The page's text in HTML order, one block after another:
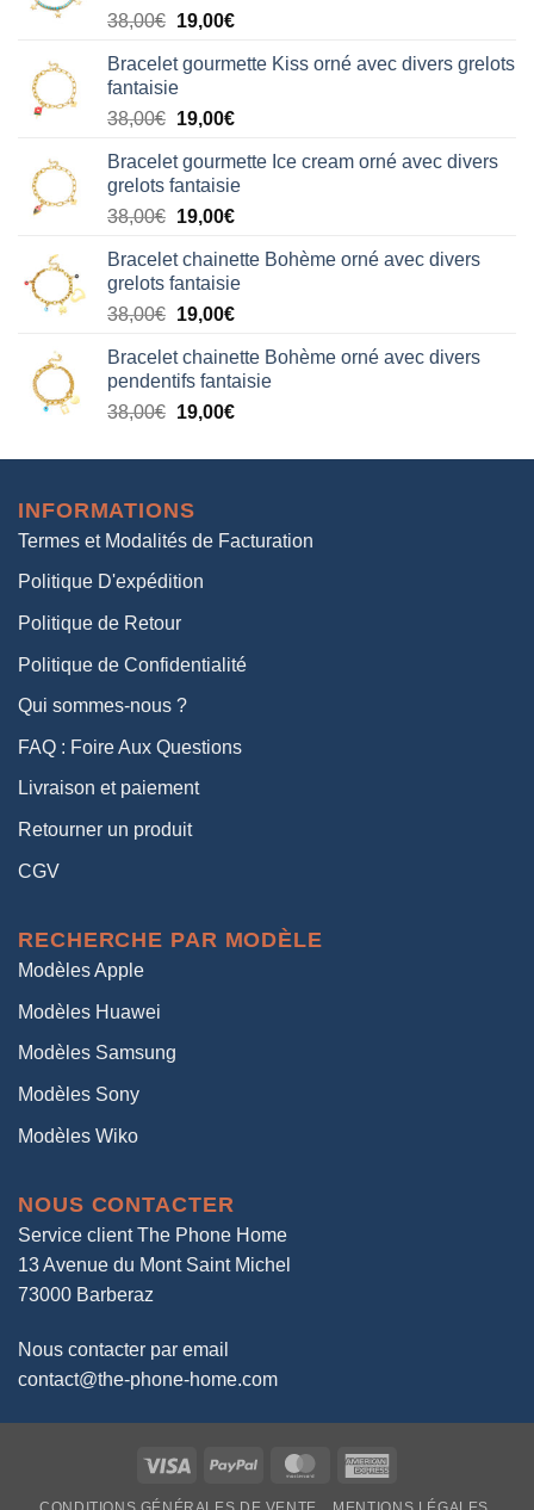
38,00€ Le
initial
était :
38,00€.
19,00€Le
actuel
19,00€.
Bracelet gourmette Kiss orné avec divers grelots
fantaisie
38,00€ Le
initial
était :
38,00€.
19,00€Le
actuel
est :
19,00€.
Bracelet gourmette Ice cream orné avec divers
grelots fantaisie
38,00€ Le
initial
était :
38,00€.
19,00€Le
actuel
est :
19,00€.
Bracelet chainette Bohème orné avec divers
grelots fantaisie
38,00€ Le
initial
était :
38,00€.
19,00€Le
actuel
est :
19,00€.
Bracelet chainette Bohème orné avec divers
pendentifs fantaisie
38,00€ Le
initial
38,00€.
19,00€Le
actuel
INFORMATIONS
Termes et Modalités de Facturation
Politique D'expédition
Politique de Retour
Politique de Confidentialité
Qui sommes-nous ?
FAQ : Foire Aux Questions
Livraison et paiement
Retourner un produit
CGV
RECHERCHE PAR MODÈLE
Modèles Apple
Modèles Huawei
Modèles Samsung
Modèles Sony
Modèles Wiko
NOUS CONTACTER
Service client The Phone Home
13 Avenue du Mont Saint Michel
73000 Barberaz
Nous contacter par email
contact@the-phone-home.com
Visa PayPal MasterCard